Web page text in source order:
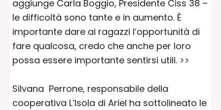
aggiunge Carla Boggio, Presidente Ciss 38 –
le difficoltà sono tante e in aumento. È
importante dare ai ragazzi l’opportunità di
fare qualcosa, credo che anche per loro
possa essere importante sentirsi utili. >>
Silvana Perrone, responsabile della
cooperativa L’Isola di Ariel ha sottolineato le